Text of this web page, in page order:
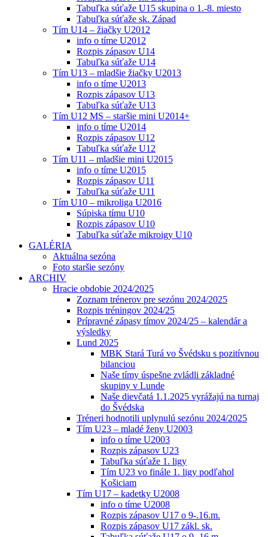
Tabuľka súťaže U15 skupina o 1.-8. miesto
Tabuľka súťaže sk. Západ
Tím U14 – žiačky U2012
info o tíme U2012
Rozpis zápasov U14
Tabuľka súťaže U14
Tím U13 – mladšie žiačky U2013
info o tíme U2013
Rozpis zápasov U13
Tabuľka súťaže U13
Tím U12 MS – staršie mini U2014+
info o tíme U2014
Rozpis zápasov U12
Tabuľka súťaže U12
Tím U11 – mladšie mini U2015
info o tíme U2015
Rozpis zápasov U11
Tabuľka súťaže U11
Tím U10 – mikroliga U2016
Súpiska tímu U10
Rozpis zápasov U10
Tabuľka súťaže mikroigy U10
GALÉRIA
Aktuálna sezóna
Foto staršie sezóny
ARCHIV
Hracie obdobie 2024/2025
Zoznam trénerov pre sezónu 2024/2025
Rozpis tréningov 2024/25
Prípravné zápasy tímov 2024/25 – kalendár a
výsledky
Lund 2025
MBK Stará Turá vo Švédsku s pozitívnou
bilanciou
Naše tímy úspešne zvládli základné
skupiny v Lunde
Naše dievčatá 1.1.2025 vyrážajú na turnaj
do Švédska
Tréneri hodnotili uplynulú sezónu 2024/2025
Tím U23 – mladé ženy U2003
info o tíme U2003
Rozpis zápasov U23
Tabuľka súťaže 1. ligy
Tím U23 vo finále 1. ligy podľahol
Košiciam
Tím U17 – kadetky U2008
info o tíme U2008
Rozpis zápasov U17 o 9-.16.m.
Rozpis zápasov U17 zákl. sk.